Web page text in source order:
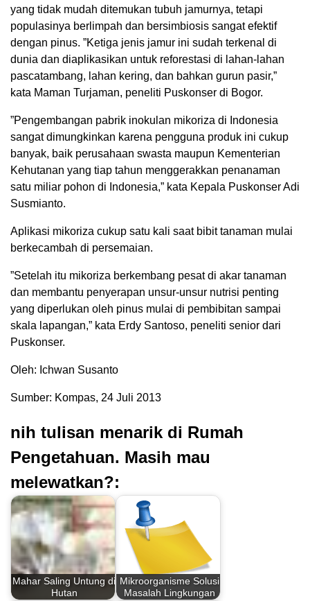
yang tidak mudah ditemukan tubuh jamurnya, tetapi
populasinya berlimpah dan bersimbiosis sangat efektif
dengan pinus. ”Ketiga jenis jamur ini sudah terkenal di
dunia dan diaplikasikan untuk reforestasi di lahan-lahan
pascatambang, lahan kering, dan bahkan gurun pasir,”
kata Maman Turjaman, peneliti Puskonser di Bogor.
”Pengembangan pabrik inokulan mikoriza di Indonesia
sangat dimungkinkan karena pengguna produk ini cukup
banyak, baik perusahaan swasta maupun Kementerian
Kehutanan yang tiap tahun menggerakkan penanaman
satu miliar pohon di Indonesia,” kata Kepala Puskonser Adi
Susmianto.
Aplikasi mikoriza cukup satu kali saat bibit tanaman mulai
berkecambah di persemaian.
”Setelah itu mikoriza berkembang pesat di akar tanaman
dan membantu penyerapan unsur-unsur nutrisi penting
yang diperlukan oleh pinus mulai di pembibitan sampai
skala lapangan,” kata Erdy Santoso, peneliti senior dari
Puskonser.
Oleh: Ichwan Susanto
Sumber: Kompas, 24 Juli 2013
nih tulisan menarik di Rumah
Pengetahuan. Masih mau
melewatkan?:
Mahar Saling Untung di
Hutan
Mikroorganisme Solusi
Masalah Lingkungan